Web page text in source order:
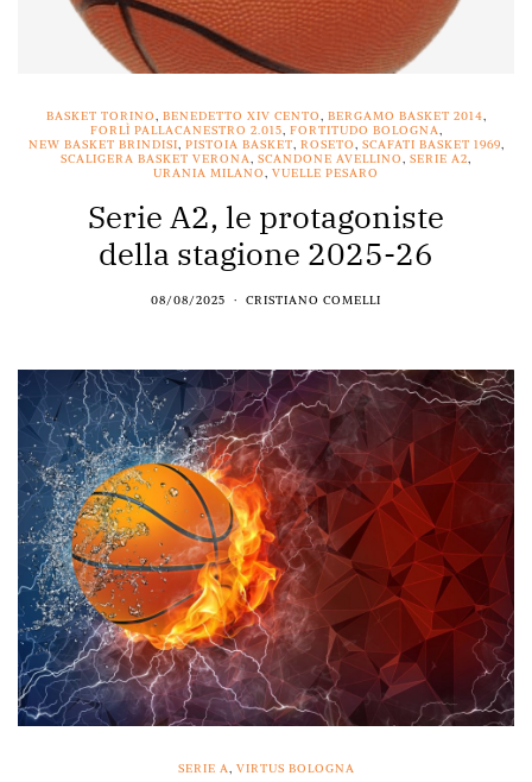
BASKET TORINO, BENEDETTO XIV CENTO, BERGAMO BASKET 2014,
FORLÌ PALLACANESTRO 2.015, FORTITUDO BOLOGNA,
NEW BASKET BRINDISI, PISTOIA BASKET, ROSETO, SCAFATI BASKET 1969,
SCALIGERA BASKET VERONA, SCANDONE AVELLINO, SERIE A2,
URANIA MILANO, VUELLE PESARO
Serie A2, le protagoniste
della stagione 2025-26
08/08/2025 CRISTIANO COMELLI
SERIE A, VIRTUS BOLOGNA